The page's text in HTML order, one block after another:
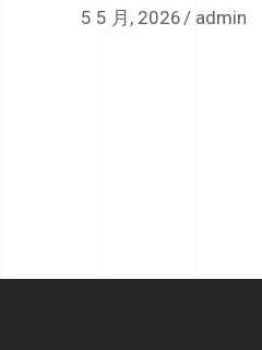
5 5 月, 2026 admin